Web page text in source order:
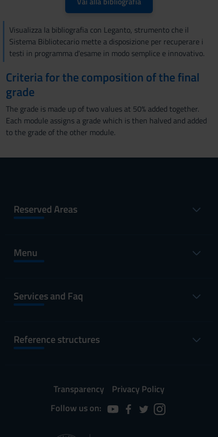
Visualizza la bibliografia con Leganto, strumento che il
Sistema Bibliotecario mette a disposizione per recuperare i
testi in programma d'esame in modo semplice e innovativo.
Criteria for the composition of the final
grade
The grade is made up of two values at 50% added together.
Each module assigns a grade which is then halved and added
to the grade of the other module.
Reserved Areas
Menu
Services and Faq
Reference structures
Transparency
Privacy Policy
Follow us on: